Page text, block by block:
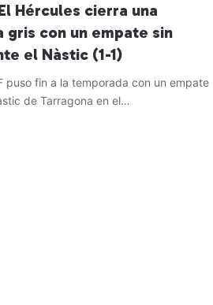
Hércules cierra una
gris con un empate sin
el Nàstic (1-1)
puso fin a la temporada con un empate
de Tarragona en el…